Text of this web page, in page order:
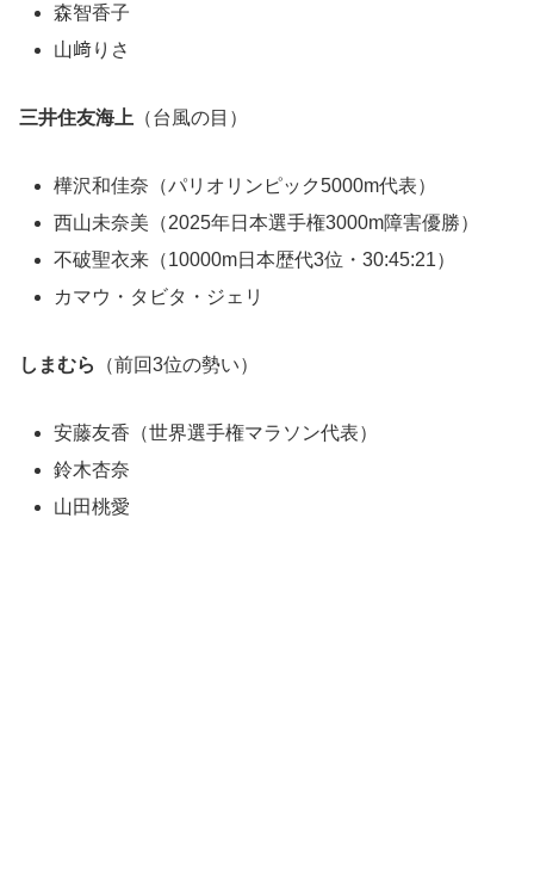
森智香子
山﨑りさ
三井住友海上 （台風の目）
樺沢和佳奈（パリオリンピック5000m代表）
西山未奈美（2025年日本選手権3000m障害優勝）
不破聖衣来（10000m日本歴代3位・30:45:21）
カマウ・タビタ・ジェリ
しまむら （前回3位の勢い）
安藤友香（世界選手権マラソン代表）
鈴木杏奈
山田桃愛